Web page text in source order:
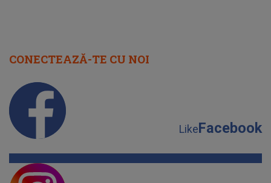
CONECTEAZĂ-TE CU NOI
LikeFacebook